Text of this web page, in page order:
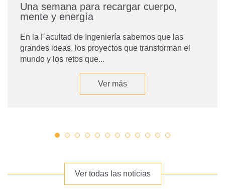
Una semana para recargar cuerpo,
mente y energía
En la Facultad de Ingeniería sabemos que las
grandes ideas, los proyectos que transforman el
mundo y los retos que...
Ver más
Ver todas las noticias